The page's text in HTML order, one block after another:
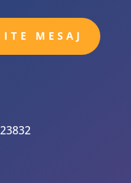
MESAJ